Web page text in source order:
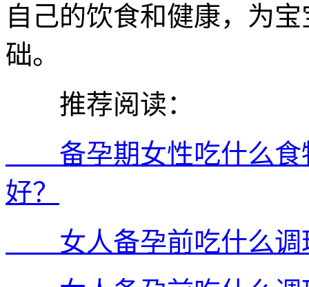
自己的饮食和健康，为
础。
推荐阅读：
备孕期女性吃什么食
好？
女人备孕前吃什么调